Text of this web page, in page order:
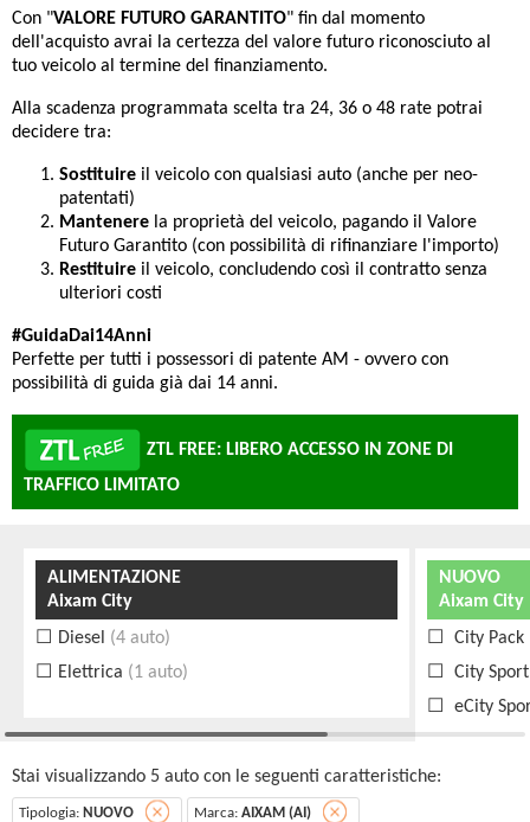
Con "VALORE FUTURO GARANTITO" fin dal momento
dell'acquisto avrai la certezza del valore futuro riconosciuto al
tuo veicolo al termine del finanziamento.
Alla scadenza programmata scelta tra 24, 36 o 48 rate potrai
decidere tra:
Sostituire il veicolo con qualsiasi auto (anche per neo-
patentati)
Mantenere la proprietà del veicolo, pagando il Valore
Futuro Garantito (con possibilità di rifinanziare l'importo)
Restituire il veicolo, concludendo così il contratto senza
ulteriori costi
#GuidaDai14Anni
Perfette per tutti i possessori di patente AM - ovvero con
possibilità di guida già dai 14 anni.
ZTL FREE: LIBERO ACCESSO IN ZONE DI
TRAFFICO LIMITATO
ALIMENTAZIONE
Aixam City
Diesel (4 auto)
Elettrica (1 auto)
NUOVO
Aixam City
City Pack
City Sport
eCity
Stai visualizzando 5 auto con le seguenti caratteristiche:
Tipologia: NUOVO Marca: AIXAM (AI)